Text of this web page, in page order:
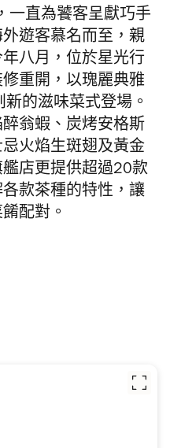
一直為饕客呈獻巧手
遊客慕名而至，親
八月，位於星光行
重開，以瑰麗典雅
的滋味菜式登場。
翁蝦、炭烤安格斯
火焰生斑翅及黃金
艦店更提供超過20款
款茶種的特性，讓
配對。